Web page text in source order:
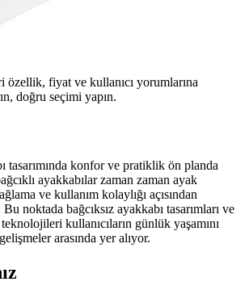
özellik, fiyat ve kullanıcı yorumlarına
doğru seçimi yapın.
tasarımında konfor ve pratiklik ön planda
ayakkabılar zaman zaman ayak
ve kullanım kolaylığı açısından
noktada bağcıksız ayakkabı tasarımları ve
kullanıcıların günlük yaşamını
arasında yer alıyor.